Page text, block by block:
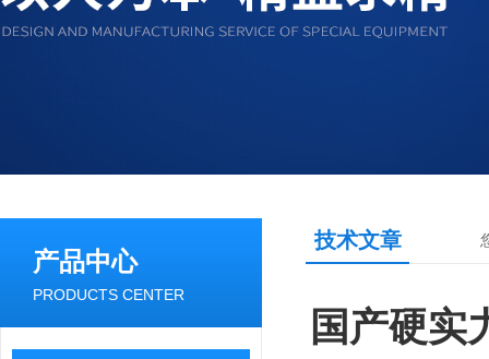
产品中心
PRODUCTS CENTER
技术文章
国产硬实